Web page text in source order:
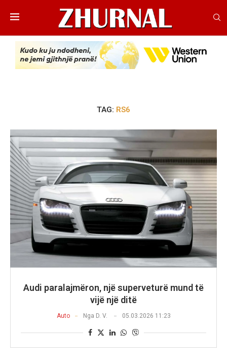
TAG: RS6
Audi paralajmëron, një superveturë mund të
vijë një ditë
Auto Nga D. V. 05.03.2026 11:23